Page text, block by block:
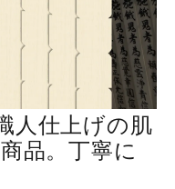
人仕上げの肌
品。丁寧に